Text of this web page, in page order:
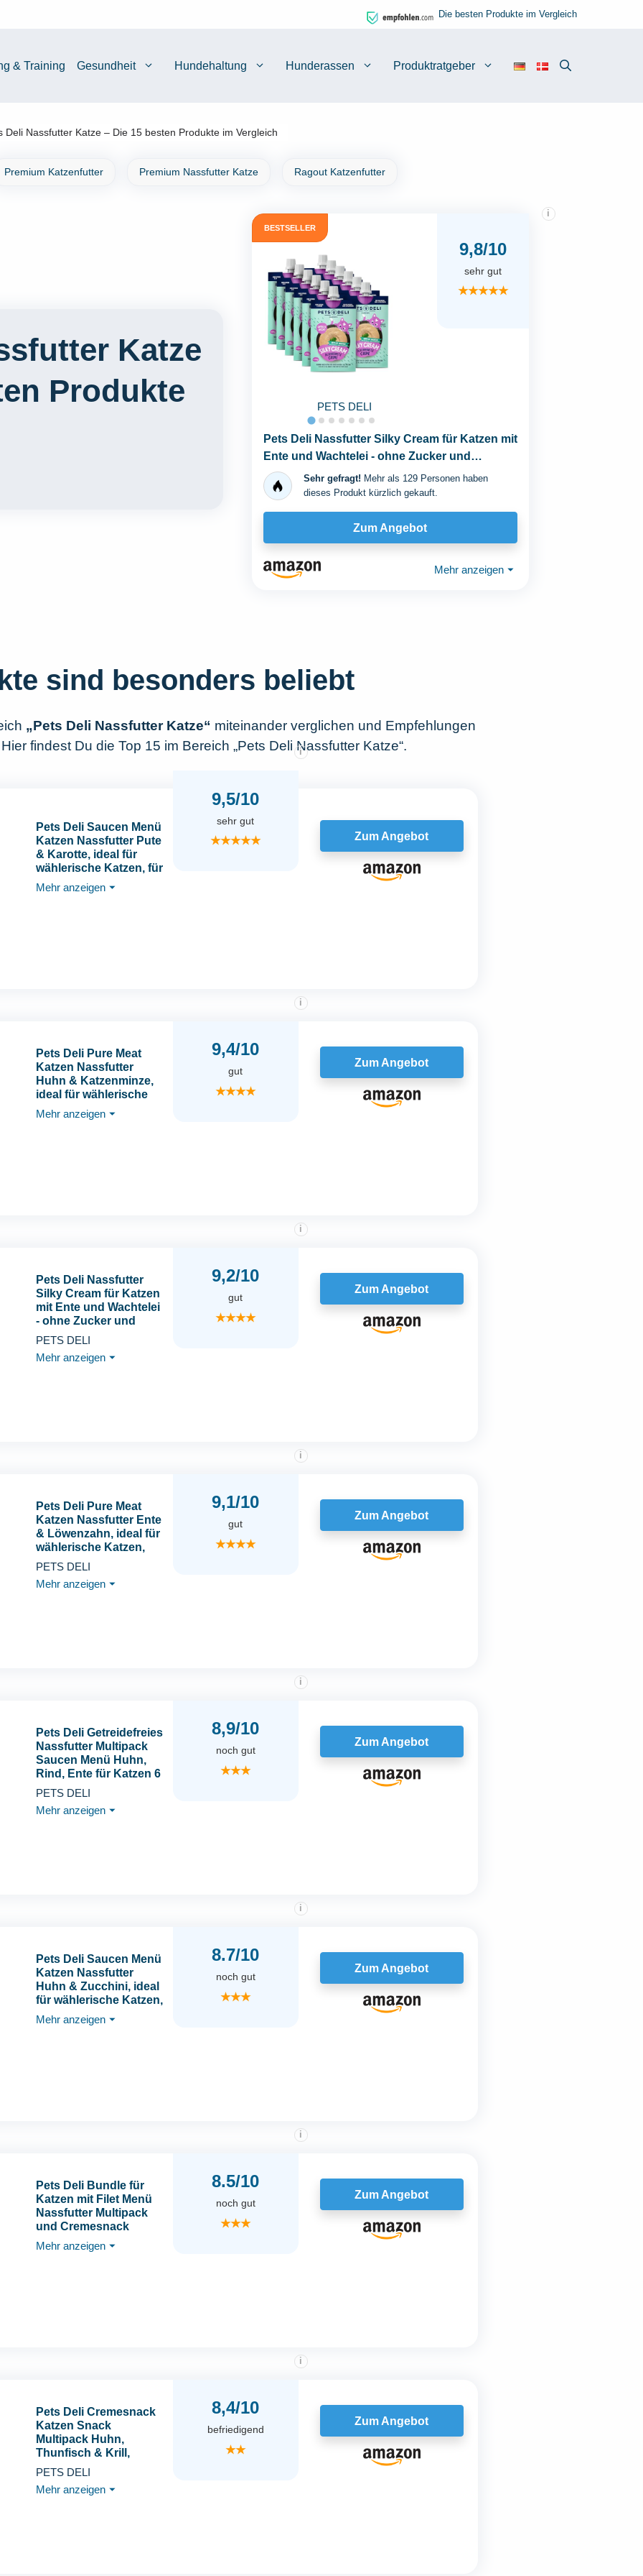
Die besten Produkte im Vergleich
& Training Gesundheit Hundehaltung Hunderassen Produktratgeber
Deli Nassfutter Katze – Die 15 besten Produkte im Vergleich
Premium Katzenfutter Premium Nassfutter Katze Ragout Katzenfutter
Katze
Produkte
BESTSELLER
PETS DELI
9,8/10
i
sehr gut
★★★★★
Pets Deli Nassfutter Silky Cream für Katzen mit
Ente und Wachtelei - ohne Zucker und
Getreide...Sehr gefragt! Mehr als 129 Personen haben
dieses Produkt kürzlich gekauft.
Zum Angebot
Mehr anzeigen ⏷
sind besonders beliebt
„Pets Deli Nassfutter Katze“ miteinander verglichen und Empfehlungen
findest Du die Top 15 im Bereich „Pets Deli Nassfutter Katze“.
Pets Deli Saucen Menü
Katzen Nassfutter Pute
& Karotte, ideal für
wählerische Katzen, für
extra
Flüssigkeitszufuhr,
Mehr anzeigen ⏷
9,5/10
i
sehr gut
★★★★★ Zum Angebot
Pets Deli Pure Meat
Katzen Nassfutter
Huhn & Katzenminze,
ideal für wählerische
Katzen, feine Pastete
mit hohem
Mehr anzeigen ⏷
9,4/10
i
gut
★★★★
Zum Angebot
Pets Deli Nassfutter
Silky Cream für Katzen
mit Ente und Wachtelei
- ohne Zucker und
Getreide, 12x70g
PETS DELI
Mehr anzeigen ⏷
9,2/10
i
gut
★★★★
Zum Angebot
Pets Deli Pure Meat
Katzen Nassfutter Ente
& Löwenzahn, ideal für
wählerische Katzen,
feine Pastete mit
hohem Fleischanteil,
getreidefrei, ohne
PETS DELI
Mehr anzeigen ⏷
9,1/10
i
gut
★★★★
Zum Angebot
Pets Deli Getreidefreies
Nassfutter Multipack
Saucen Menü Huhn,
Rind, Ente für Katzen 6
x 70g
PETS DELI
Mehr anzeigen ⏷
8,9/10
i
noch gut
★★★
Zum Angebot
Pets Deli Saucen Menü
Katzen Nassfutter
Huhn & Zucchini, ideal
für wählerische Katzen,
für extra
Flüssigkeitszufuhr,
Mehr anzeigen ⏷
8.7/10
i
noch gut
★★★
Zum Angebot
Pets Deli Bundle für
Katzen mit Filet Menü
Nassfutter Multipack
und Cremesnack
Multipack 1020g
Mehr anzeigen ⏷
8.5/10
i
noch gut
★★★
Zum Angebot
Pets Deli Cremesnack
Katzen Snack
Multipack Huhn,
Thunfisch & Krill,
Topping & Belohnung,
für wählerische Katzen,
getreidefrei, ohne
PETS DELI
Mehr anzeigen ⏷
8,4/10
i
befriedigend
★★
Zum Angebot